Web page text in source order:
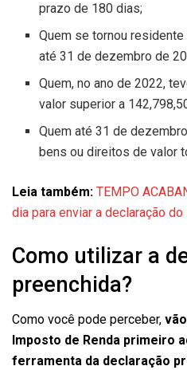
prazo de 180 dias;
Quem se tornou
até 31 de dezembro de
Quem, no ano de 2022,
valor superior a
Quem até 31 de
bens ou direitos de valor
Leia também: TEMPO
dia para enviar a declaração do
Como utilizar a
preenchida?
Como você pode perceber,
Imposto de Renda primeiro
ferramenta da declaração